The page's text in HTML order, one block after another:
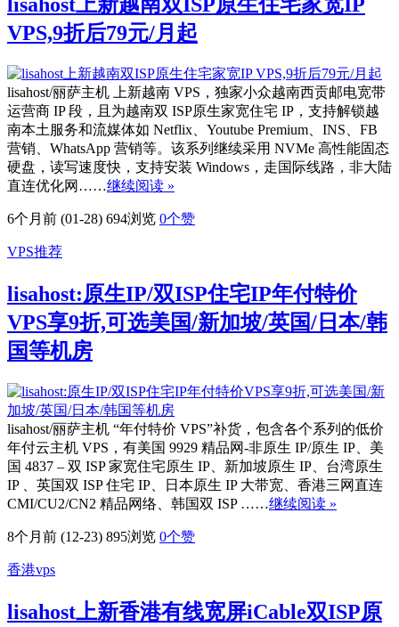
lisahost上新越南双ISP原生住宅家宽IP
VPS,9折后79元/月起
lisahost/丽萨主机 上新越南 VPS，独家小众越南西贡邮电宽带
运营商 IP 段，且为越南双 ISP原生家宽住宅 IP，支持解锁越
南本土服务和流媒体如 Netflix、Youtube Premium、INS、FB
营销、WhatsApp 营销等。该系列继续采用 NVMe 高性能固态
硬盘，读写速度快，支持安装 Windows，走国际线路，非大陆
直连优化网……继续阅读 »
6个月前 (01-28) 694浏览 0个赞
VPS推荐
lisahost:原生IP/双ISP住宅IP年付特价
VPS享9折,可选美国/新加坡/英国/日本/韩
国等机房
lisahost/丽萨主机 “年付特价 VPS”补货，包含各个系列的低价
年付云主机 VPS，有美国 9929 精品网-非原生 IP/原生 IP、美
国 4837 – 双 ISP 家宽住宅原生 IP、新加坡原生 IP、台湾原生
IP 、英国双 ISP 住宅 IP、日本原生 IP 大带宽、香港三网直连
CMI/CU2/CN2 精品网络、韩国双 ISP ……继续阅读 »
8个月前 (12-23) 895浏览 0个赞
香港vps
lisahost上新香港有线宽屏iCable双ISP原